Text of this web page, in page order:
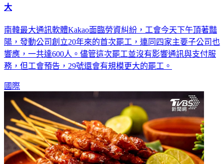
大
南韓最大通訊軟體Kakao面臨勞資糾紛，工會今天下午頂著豔
陽，發動公司創立20年來的首次罷工，連同四家主要子公司也
響應，一共達600人。儘管這次罷工並沒有影響通訊與支付服
務，但工會預告，29號還會有規模更大的罷工。
國際